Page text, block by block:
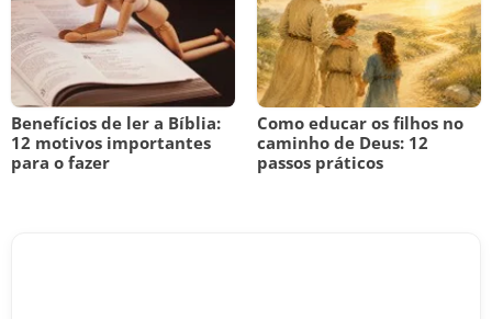
Benefícios de ler a Bíblia:
12 motivos importantes
para o fazer
Como educar os filhos no
caminho de Deus: 12
passos práticos